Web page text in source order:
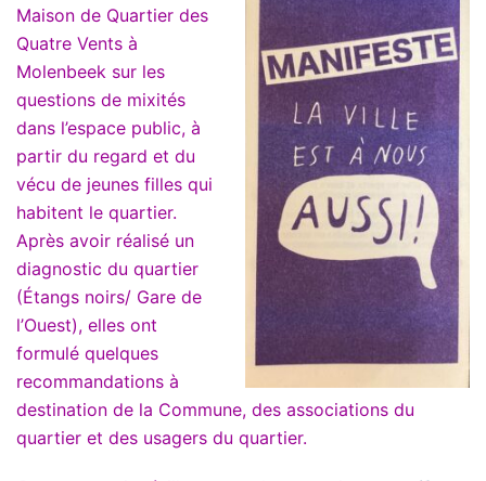
Maison de Quartier des
Quatre Vents à
Molenbeek sur les
questions de mixités
dans l’espace public, à
partir du regard et du
vécu de jeunes filles qui
habitent le quartier.
Après avoir réalisé un
diagnostic du quartier
(Étangs noirs/ Gare de
l’Ouest), elles ont
formulé quelques
recommandations à
destination de la Commune, des associations du
quartier et des usagers du quartier.